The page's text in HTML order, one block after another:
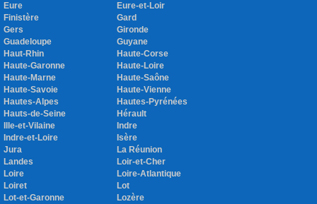
Eure
Eure-et-Loir
Finistère
Gard
Gers
Gironde
Guadeloupe
Guyane
Haut-Rhin
Haute-Corse
Haute-Garonne
Haute-Loire
Haute-Marne
Haute-Saône
Haute-Savoie
Haute-Vienne
Hautes-Alpes
Hautes-Pyrénées
Hauts-de-Seine
Hérault
Ille-et-Vilaine
Indre
Indre-et-Loire
Isère
Jura
La Réunion
Landes
Loir-et-Cher
Loire
Loire-Atlantique
Loiret
Lot
Lot-et-Garonne
Lozère